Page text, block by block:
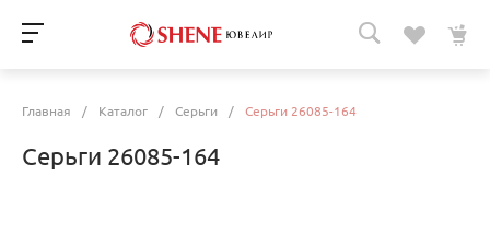
Главная / Каталог / Серьги / Серьги 26085-164
Серьги 26085-164